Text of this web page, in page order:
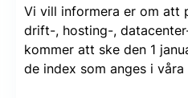
Vi vill informera er om att
drift-, hosting-,
kommer att ske den 1
de index som anges i våra